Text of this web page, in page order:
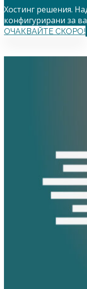
Хостинг решения.
конфигурирани за
OЧАКВАЙТЕ СКОРО!